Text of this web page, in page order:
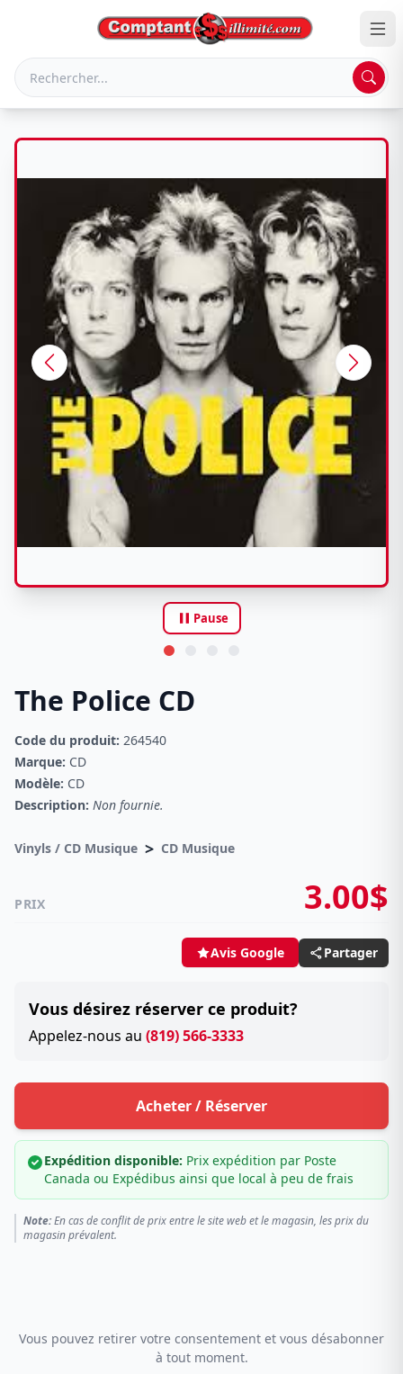
pause Pause
The Police CD
Code du produit: 264540
Marque: CD
Modèle: CD
Description: Non fournie.
Vinyls / CD Musique > CD Musique
PRIX 3.00$
Avis Google Partager
Vous désirez réserver ce produit?
Appelez-nous au (819) 566-3333
Acheter / Réserver
Expédition disponible: Prix expédition par Poste
Canada ou Expédibus ainsi que local à peu de frais
Note:En cas de conflit de prix entre le site web et le magasin, les prix du
magasin prévalent.
Vous pouvez retirer votre consentement et vous désabonner
à tout moment.